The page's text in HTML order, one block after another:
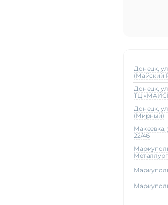
Донецк,
(Майский
Донецк,
ТЦ
Донецк,
(Мирный)
Макеeвка,
22/46